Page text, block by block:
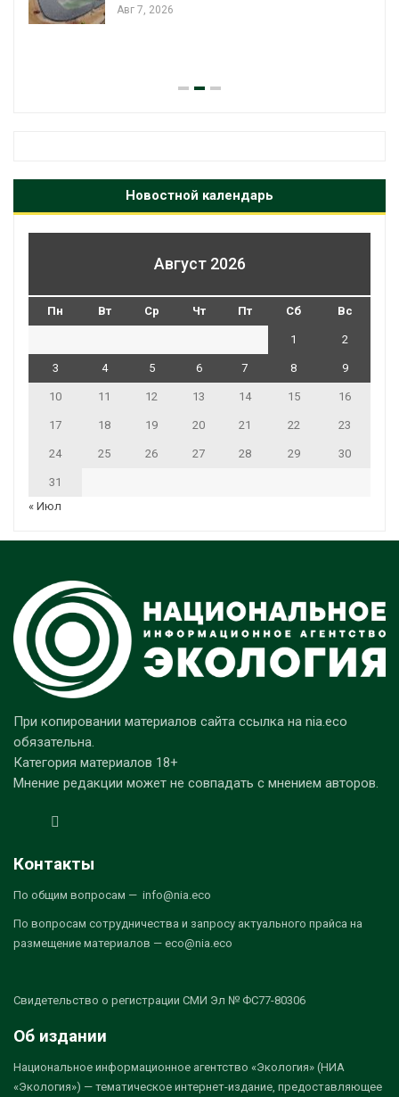
Авг 7, 2026
Новостной календарь
Август 2026
Пн Вт Ср Чт Пт Сб Вс
1 2
3 4 5 6 7 8 9
10 11 12 13 14 15 16
17 18 19 20 21 22 23
24 25 26 27 28 29 30
31
« Июл
При копировании материалов сайта ссылка на nia.eco
обязательна.
Категория материалов 18+
Мнение редакции может не совпадать с мнением авторов.
Контакты
По общим вопросам — info@nia.eco
По вопросам сотрудничества и запросу актуального прайса на
размещение материалов — eco@nia.eco
Свидетельство о регистрации СМИ Эл № ФС77-80306
Об издании
Национальное информационное агентство «Экология» (НИА
«Экология») — тематическое интернет-издание, предоставляющее